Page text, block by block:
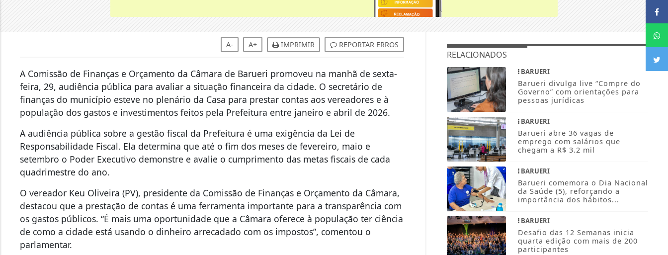
A- A+ IMPRIMIR REPORTAR ERROS
A Comissão de Finanças e Orçamento da Câmara de Barueri promoveu na manhã de sexta-
feira, 29, audiência pública para avaliar a situação financeira da cidade. O secretário de
finanças do município esteve no plenário da Casa para prestar contas aos vereadores e à
população dos gastos e investimentos feitos pela Prefeitura entre janeiro e abril de 2026.
A audiência pública sobre a gestão fiscal da Prefeitura é uma exigência da Lei de
Responsabilidade Fiscal. Ela determina que até o fim dos meses de fevereiro, maio e
setembro o Poder Executivo demonstre e avalie o cumprimento das metas fiscais de cada
quadrimestre do ano.
O vereador Keu Oliveira (PV), presidente da Comissão de Finanças e Orçamento da Câmara,
destacou que a prestação de contas é uma ferramenta importante para a transparência com
os gastos públicos. “É mais uma oportunidade que a Câmara oferece à população ter ciência
de como a cidade está usando o dinheiro arrecadado com os impostos”, comentou o
parlamentar.
RELACIONADOS
BARUERI
Barueri divulga live “Compre do
Governo” com orientações para
pessoas jurídicas
BARUERI
Barueri abre 36 vagas de
emprego com salários que
chegam a R$ 3.2 mil
BARUERI
Barueri comemora o Dia Nacional
da Saúde (5), reforçando a
importância dos hábitos...
BARUERI
Desafio das 12 Semanas inicia
quarta edição com mais de 200
participantes